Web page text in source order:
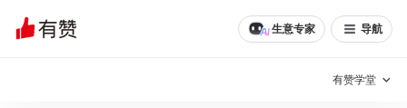
生意专家 导航
有赞学堂